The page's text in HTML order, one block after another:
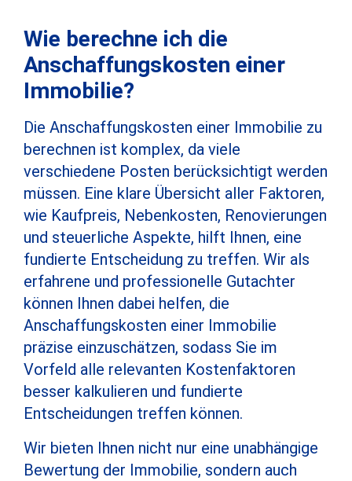
Wie berechne ich die
Anschaffungskosten einer
Immobilie?
Die Anschaffungskosten einer Immobilie zu
berechnen ist komplex, da viele
verschiedene Posten berücksichtigt werden
müssen. Eine klare Übersicht aller Faktoren,
wie Kaufpreis, Nebenkosten, Renovierungen
und steuerliche Aspekte, hilft Ihnen, eine
fundierte Entscheidung zu treffen. Wir als
erfahrene und professionelle Gutachter
können Ihnen dabei helfen, die
Anschaffungskosten einer Immobilie
präzise einzuschätzen, sodass Sie im
Vorfeld alle relevanten Kostenfaktoren
besser kalkulieren und fundierte
Entscheidungen treffen können.
Wir bieten Ihnen nicht nur eine unabhängige
Bewertung der Immobilie, sondern auch